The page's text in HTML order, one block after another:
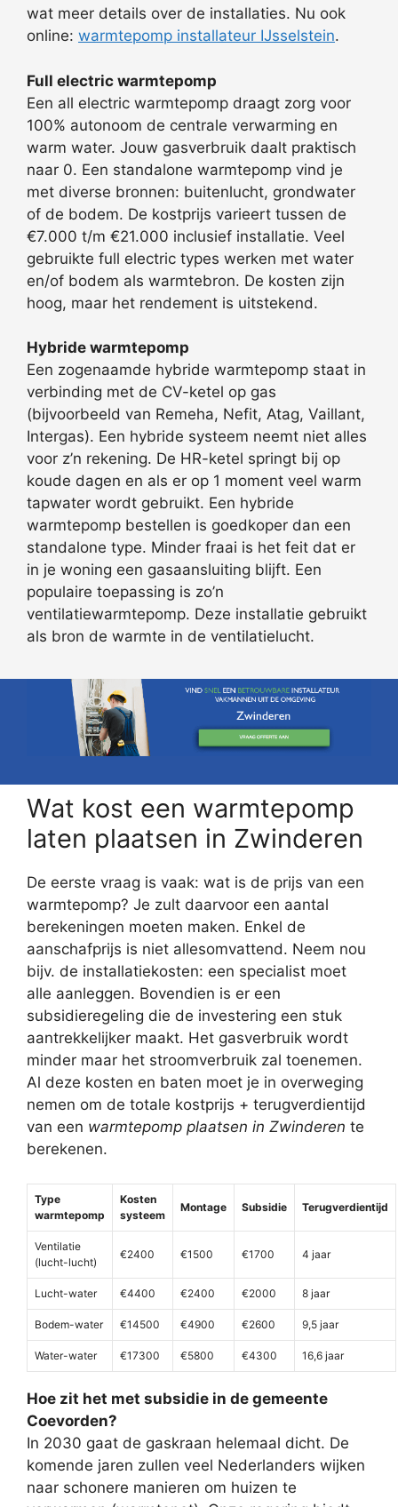
wat meer details over de installaties. Nu ook
online: warmtepomp installateur IJsselstein.
Full electric warmtepomp
Een all electric warmtepomp draagt zorg voor
100% autonoom de centrale verwarming en
warm water. Jouw gasverbruik daalt praktisch
naar 0. Een standalone warmtepomp vind je
met diverse bronnen: buitenlucht, grondwater
of de bodem. De kostprijs varieert tussen de
€7.000 t/m €21.000 inclusief installatie. Veel
gebruikte full electric types werken met water
en/of bodem als warmtebron. De kosten zijn
hoog, maar het rendement is uitstekend.
Hybride warmtepomp
Een zogenaamde hybride warmtepomp staat in
verbinding met de CV-ketel op gas
(bijvoorbeeld van Remeha, Nefit, Atag, Vaillant,
Intergas). Een hybride systeem neemt niet alles
voor z’n rekening. De HR-ketel springt bij op
koude dagen en als er op 1 moment veel warm
tapwater wordt gebruikt. Een hybride
warmtepomp bestellen is goedkoper dan een
standalone type. Minder fraai is het feit dat er
in je woning een gasaansluiting blijft. Een
populaire toepassing is zo’n
ventilatiewarmtepomp. Deze installatie gebruikt
als bron de warmte in de ventilatielucht.
Wat kost een warmtepomp
laten plaatsen in Zwinderen
De eerste vraag is vaak: wat is de prijs van een
warmtepomp? Je zult daarvoor een aantal
berekeningen moeten maken. Enkel de
aanschafprijs is niet allesomvattend. Neem nou
bijv. de installatiekosten: een specialist moet
alle aanleggen. Bovendien is er een
subsidieregeling die de investering een stuk
aantrekkelijker maakt. Het gasverbruik wordt
minder maar het stroomverbruik zal toenemen.
Al deze kosten en baten moet je in overweging
nemen om de totale kostprijs + terugverdientijd
van een warmtepomp plaatsen in Zwinderen te
berekenen.
Type
warmtepomp
Kosten
systeem
Montage Subsidie Terugverdientijd
Ventilatie
(lucht-lucht)
€2400 €1500 €1700 4 jaar
Lucht-water €4400 €2400 €2000 8 jaar
Bodem-water €14500 €4900 €2600 9,5 jaar
Water-water €17300 €5800 €4300 16,6 jaar
Hoe zit het met subsidie in de gemeente
Coevorden?
In 2030 gaat de gaskraan helemaal dicht. De
komende jaren zullen veel Nederlanders wijken
naar schonere manieren om huizen te